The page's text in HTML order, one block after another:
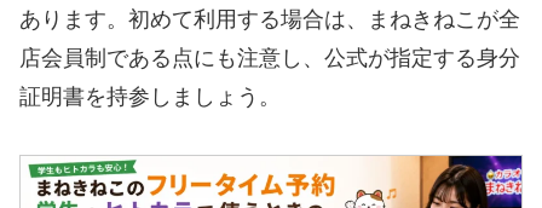
あります。初めて利用する場合は、まねきねこが全
店会員制である点にも注意し、公式が指定する身分
証明書を持参しましょう。